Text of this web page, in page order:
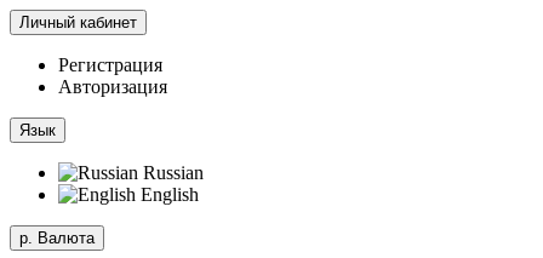
Личный кабинет
Регистрация
Авторизация
Язык
Russian
English
р. Валюта